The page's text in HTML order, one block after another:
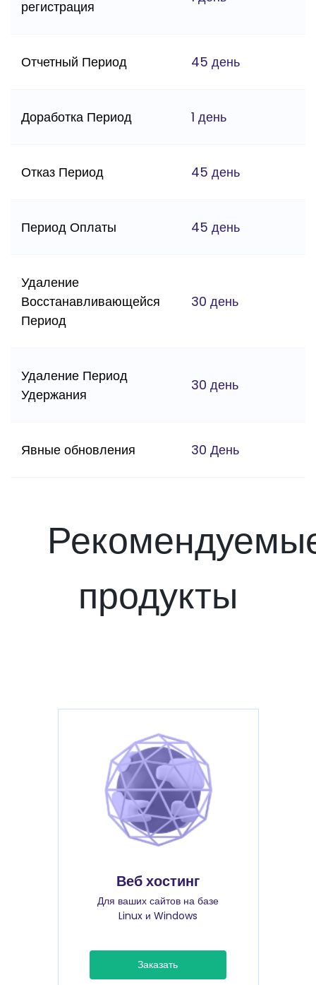
регистрация
Отчетный Период 45 день
Доработка Период 1 день
Отказ Период 45 день
Период Оплаты 45 день
Удаление
Восстанавливающейся
Период
30 день
Удаление Период
Удержания
30 день
Явные обновления 30 День
продукты
Веб хостинг
Для ваших сайтов на базе
Linux и Windows
Заказать